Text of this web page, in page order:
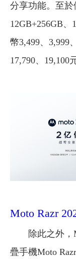
分享功能。至於
12GB+256GB
幣3,499、3,999
17,790、19,100
Moto Razr
除此之外
疊手機Moto